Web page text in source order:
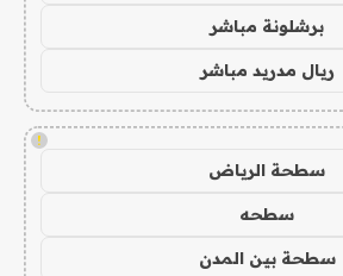
برشلونة مباشر
ريال مدريد مباشر
!
سطحة الرياض
سطحه
سطحة بين المدن